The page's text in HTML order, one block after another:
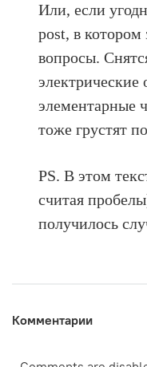
Или, если
post, в
вопросы.
элементарные
тоже грустят
PS. В этом
считая
получилось
Комментарии